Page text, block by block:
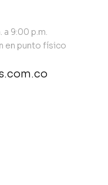
a 9:00 p.m.
en punto físico